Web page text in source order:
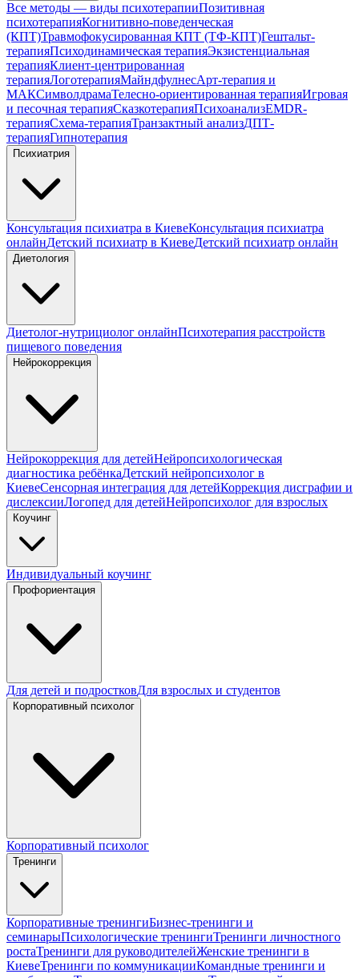
Все методы — виды психотерапииПозитивная
психотерапияКогнитивно-поведенческая
(КПТ)Травмофокусированная КПТ (ТФ-КПТ)Гештальт-
терапияПсиходинамическая терапияЭкзистенциальная
терапияКлиент-центрированная
терапияЛоготерапияМайндфулнесАрт-терапия и
МАКСимволдрамаТелесно-ориентированная терапияИгровая
и песочная терапияСказкотерапияПсихоанализEMDR-
терапияСхема-терапияТранзактный анализДПТ-
терапияГипнотерапия
Психиатрия
Консультация психиатра в КиевеКонсультация психиатра
онлайнДетский психиатр в КиевеДетский психиатр онлайн
Диетология
Диетолог-нутрициолог онлайнПсихотерапия расстройств
пищевого поведения
Нейрокоррекция
Нейрокоррекция для детейНейропсихологическая
диагностика ребёнкаДетский нейропсихолог в
КиевеСенсорная интеграция для детейКоррекция дисграфии и
дислексииЛогопед для детейНейропсихолог для взрослых
Коучинг
Индивидуальный коучинг
Профориентация
Для детей и подростковДля взрослых и студентов
Корпоративный психолог
Корпоративный психолог
Тренинги
Корпоративные тренингиБизнес-тренинги и
семинарыПсихологические тренингиТренинги личностного
ростаТренинги для руководителейЖенские тренинги в
КиевеТренинги по коммуникацииКомандные тренинги и